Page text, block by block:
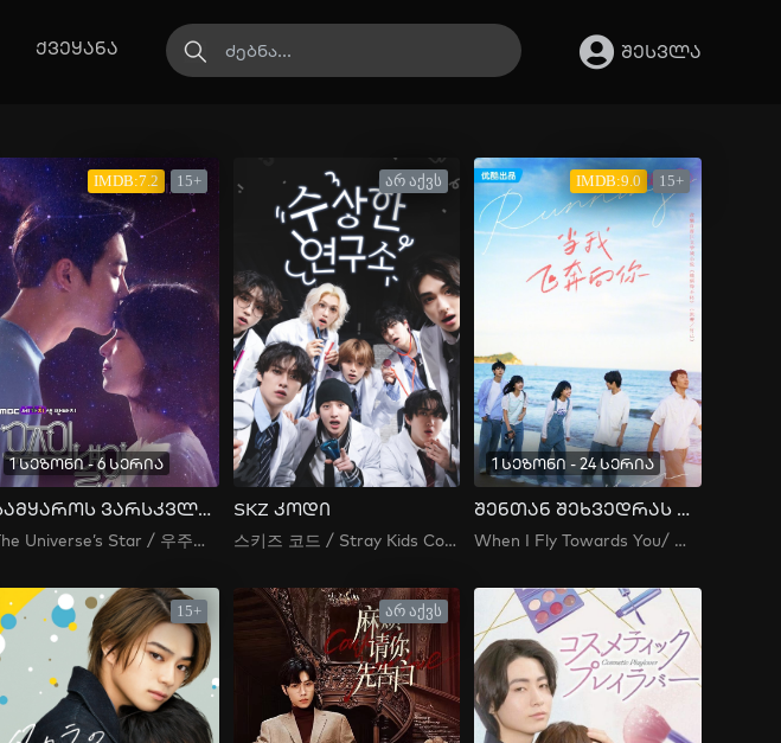
ქვეყანა შესვლა
IMDB:7.2 15+
1 სეზონი - 6 სერია
სამყაროს ვარსკვლავი
The Universe’s Star / 우주의 별이
არ აქვს
SKZ კოდი
스키즈 코드 / Stray Kids Code / SKZ-Code
IMDB:9.0 15+
1 სეზონი - 24 სერია
შენთან შეხვედრას ვჩქარობ
When I Fly Towards You/ 当我飞奔向你
15+ არ აქვს